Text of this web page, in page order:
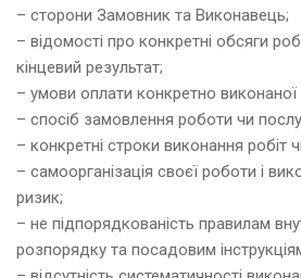
– сторони Замовник та Виконавець;
– відомості про конкретні обсяги
кінцевий результат;
– умови оплати конкретно
– спосiб замовлення роботи чи
– конкретнi строки виконання робіт
– самоорганізація своєї роботи i
ризик;
– не пiдпорядкованість правилам
розпорядку та посадовим